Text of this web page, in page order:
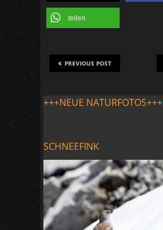
teilen
PREVIOUS POST
+++NEUE NATURFOTOS+++
SCHNEEFINK